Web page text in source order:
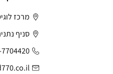
מרכז
סניף